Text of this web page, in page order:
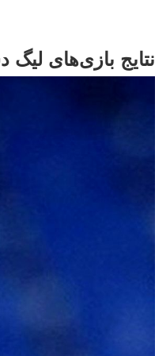
نتایج بازی‌های